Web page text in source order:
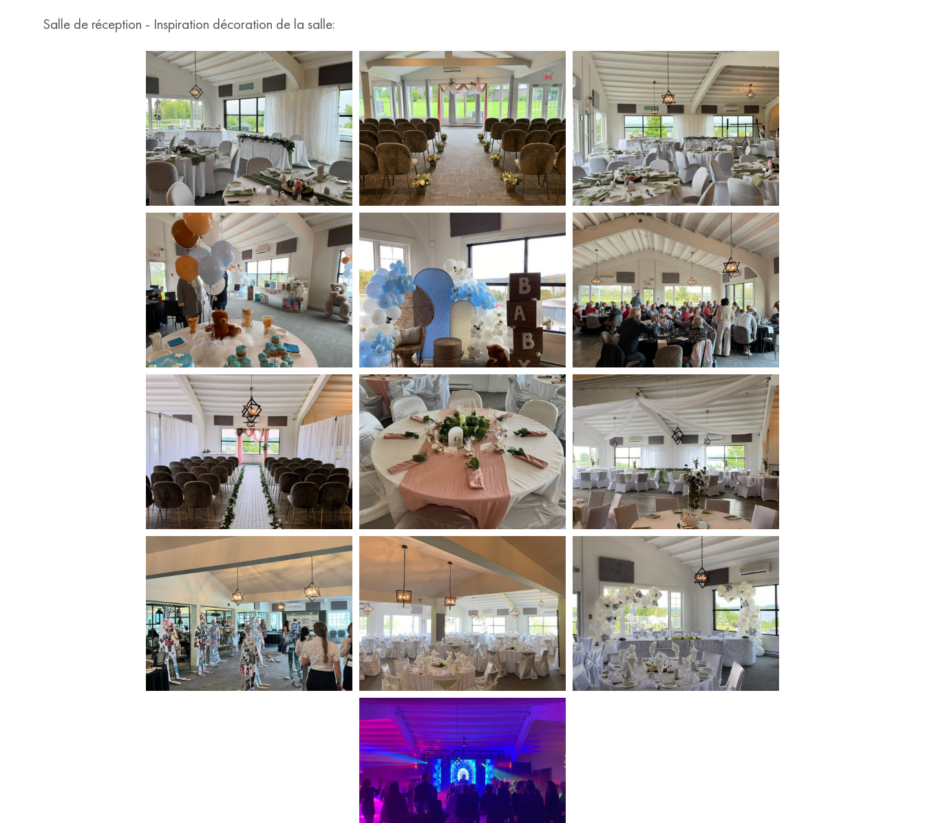
Salle de réception - Inspiration décoration de la salle: